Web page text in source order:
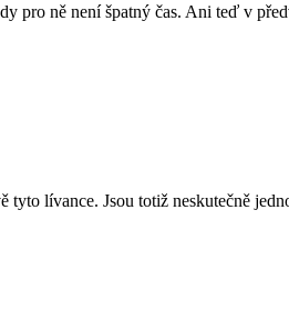
pro ně není špatný čas. Ani teď v
lívance. Jsou totiž neskutečně